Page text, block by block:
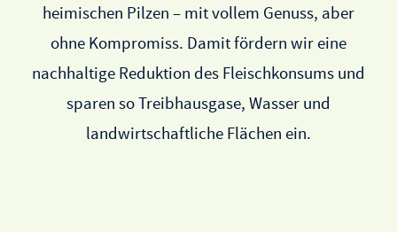
heimischen Pilzen – mit vollem Genuss, aber
ohne Kompromiss. Damit fördern wir eine
nachhaltige Reduktion des Fleischkonsums und
sparen so Treibhausgase, Wasser und
landwirtschaftliche Flächen ein.